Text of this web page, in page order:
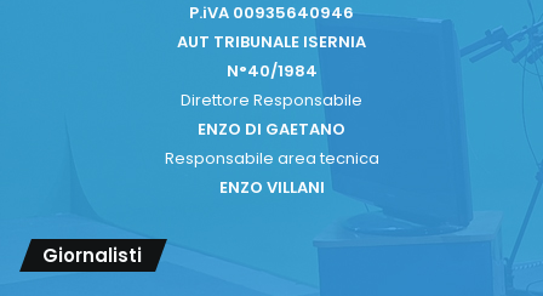
P.iVA 00935640946
AUT TRIBUNALE ISERNIA
N°40/1984
Direttore Responsabile
ENZO DI GAETANO
Responsabile area tecnica
ENZO VILLANI
Giornalisti